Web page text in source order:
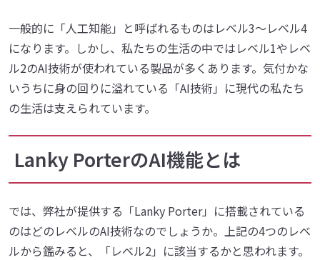
一般的に「人工知能」と呼ばれるものはレベル3〜レベル4
になります。しかし、私たちの生活の中ではレベル1やレベ
ル2のAI技術が使われている製品が多くあります。気付かな
いうちに身の回りに溢れている「AI技術」に現代の私たち
の生活は支えられています。
Lanky PorterのAI機能とは
では、弊社が提供する「Lanky Porter」に搭載されている
のはどのレベルのAI技術なのでしょうか。上記の4つのレベ
ルから鑑みると、「レベル2」に該当するかと思われます。